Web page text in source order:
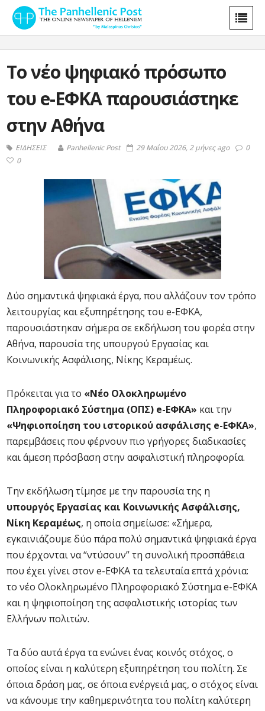
Το νέο ψηφιακό πρόσωπο
του e-ΕΦΚΑ παρουσιάστηκε
στην Αθήνα
ΕΙΔΗΣΕΙΣ Panhellenic Post 29 Μαΐου 2026, 2 μήνες ago
0
0
Δύο σημαντικά ψηφιακά έργα, που αλλάζουν τον τρόπο
λειτουργίας και εξυπηρέτησης του e-ΕΦΚΑ,
παρουσιάστηκαν σήμερα σε εκδήλωση του φορέα στην
Αθήνα, παρουσία της υπουργού Εργασίας και
Κοινωνικής Ασφάλισης, Νίκης Κεραμέως.
Πρόκειται για το «Νέο Ολοκληρωμένο
Πληροφοριακό Σύστημα (ΟΠΣ) e-ΕΦΚΑ» και την
«Ψηφιοποίηση του ιστορικού ασφάλισης e-EΦKA»,
παρεμβάσεις που φέρνουν πιο γρήγορες διαδικασίες
και άμεση πρόσβαση στην ασφαλιστική πληροφορία.
Την εκδήλωση τίμησε με την παρουσία της η
υπουργός Εργασίας και Κοινωνικής Ασφάλισης,
Νίκη Κεραμέως, η οποία σημείωσε: «Σήμερα,
εγκαινιάζουμε δύο πάρα πολύ σημαντικά ψηφιακά έργα
που έρχονται να “ντύσουν” τη συνολική προσπάθεια
που έχει γίνει στον e-ΕΦΚΑ τα τελευταία επτά χρόνια:
το νέο Ολοκληρωμένο Πληροφοριακό Σύστημα e-ΕΦΚΑ
και η ψηφιοποίηση της ασφαλιστικής ιστορίας των
Ελλήνων πολιτών.
Τα δύο αυτά έργα τα ενώνει ένας κοινός στόχος, ο
οποίος είναι η καλύτερη εξυπηρέτηση του πολίτη. Σε
όποια δράση μας, σε όποια ενέργειά μας, ο στόχος είναι
να κάνουμε την καθημερινότητα του πολίτη καλύτερη